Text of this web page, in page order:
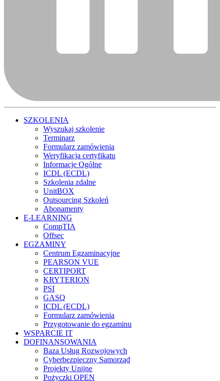
SZKOLENIA
Wyszukaj szkolenie
Terminarz
Formularz zamówienia
Weryfikacja certyfikatu
Informacje Ogólne
ICDL (ECDL)
Szkolenia zdalne
UnitBOX
Outsourcing Szkoleń
Abonamenty
E-LEARNING
CompTIA
Offsec
EGZAMINY
Centrum Egzaminacyjne
PEARSON VUE
CERTIPORT
KRYTERION
PSI
GASQ
ICDL (ECDL)
Formularz zamówienia
Przygotowanie do egzaminu
WSPARCIE IT
DOFINANSOWANIA
Baza Usług Rozwojowych
Cyberbezpieczny Samorząd
Projekty Unijne
Pożyczki OPEN